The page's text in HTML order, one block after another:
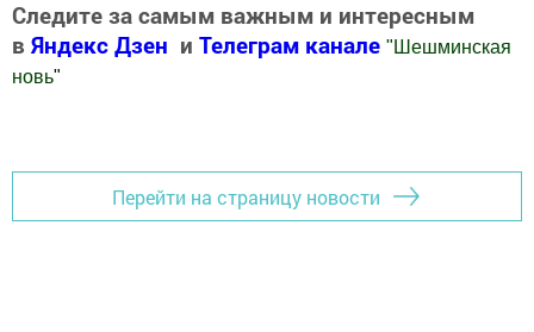
Следите за самым важным и интересным
в Яндекс Дзен и Телеграм канале " Шешминская
новь"
Перейти на страницу новости